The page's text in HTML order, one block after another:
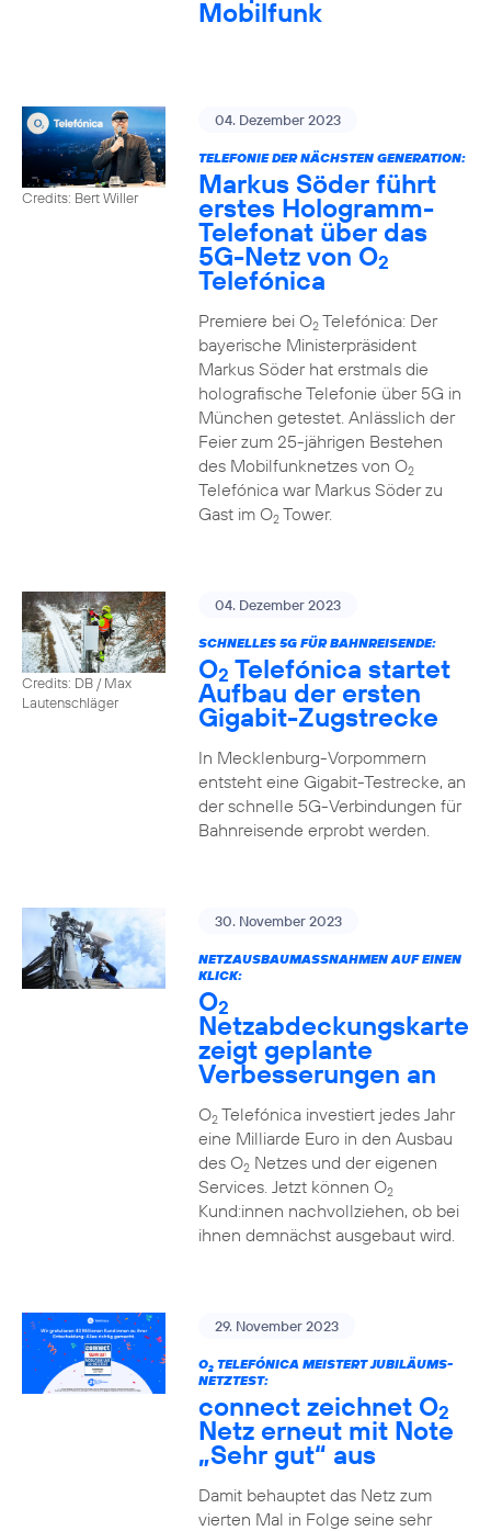
Mobilfunk
Credits: Bert Willer
04. Dezember 2023
TELEFONIE DER NÄCHSTEN GENERATION:
Markus Söder führt
erstes Hologramm-
Telefonat über das
5G-Netz von O2
Telefónica
Premiere bei O2Telefónica: Der
bayerische Ministerpräsident
Markus Söder hat erstmals die
holografische Telefonie über 5G in
München getestet. Anlässlich der
Feier zum 25-jährigen Bestehen
des Mobilfunknetzes von O2
Telefónica war Markus Söder zu
Gast im O2Tower.
Credits: DB / Max
Lautenschläger
04. Dezember 2023
SCHNELLES 5G FÜR BAHNREISENDE:
O2 Telefónica startet
Aufbau der ersten
Gigabit-Zugstrecke
In Mecklenburg-Vorpommern
entsteht eine Gigabit-Testrecke, an
der schnelle 5G-Verbindungen für
Bahnreisende erprobt werden.
30. November 2023
NETZAUSBAUMASSNAHMEN AUF EINEN K
LICK:
O2
Netzabdeckungskarte
zeigt geplante
Verbesserungen an
O2Telefónica investiert jedes Jahr
eine Milliarde Euro in den Ausbau
des O2Netzes und der eigenen
Services. Jetzt können O2
Kund:innen nachvollziehen, ob bei
ihnen demnächst ausgebaut wird.
29. November 2023
O2TELEFÓNICA MEISTERT JUBILÄUMS-
NETZTEST:
connect zeichnet O2
Netz erneut mit Note
„Sehr gut“ aus
Damit behauptet das Netz zum
vierten Mal in Folge seine sehr